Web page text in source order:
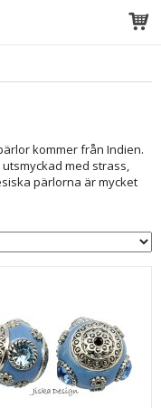
kommer från Indien.
med strass,
pärlorna är mycket